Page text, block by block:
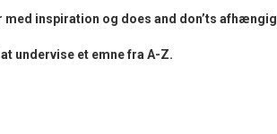
inspiration og does and don’ts
undervise et emne fra A-Z.